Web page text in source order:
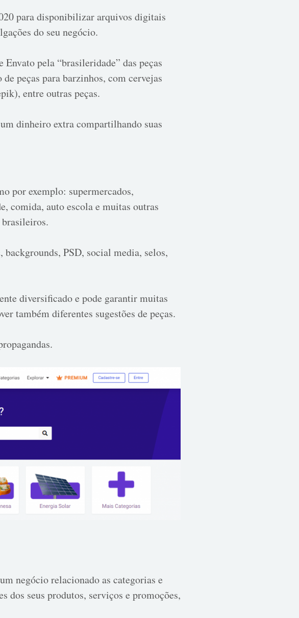
para disponibilizar arquivos digitais
do seu negócio.
pela “brasileridade” das peças
peças para barzinhos, com cervejas
entre outras peças.
dinheiro extra compartilhando suas
por exemplo: supermercados,
comida, auto escola e muitas outras
brasileiros.
PSD, social media, selos,
diversificado e pode garantir muitas
também diferentes sugestões de peças.
negócio relacionado as categorias e
dos seus produtos, serviços e promoções,